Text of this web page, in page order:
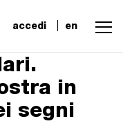
accedi en
in
segni